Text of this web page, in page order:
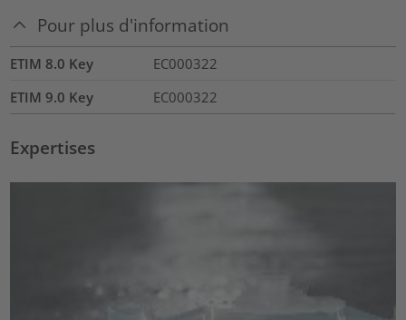
Pour plus d'information
ETIM 8.0 Key
EC000322
ETIM 9.0 Key
EC000322
Expertises